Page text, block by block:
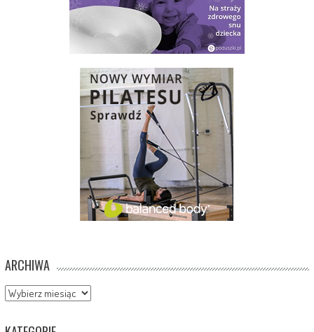
ARCHIWA
Archiwa